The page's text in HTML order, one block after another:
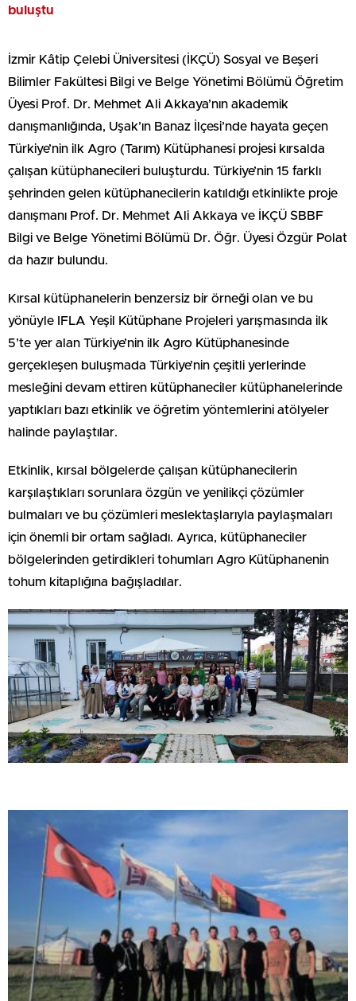
buluştu
İzmir Kâtip Çelebi Üniversitesi (İKÇÜ) Sosyal ve Beşeri
Bilimler Fakültesi Bilgi ve Belge Yönetimi Bölümü Öğretim
Üyesi Prof. Dr. Mehmet Ali Akkaya’nın akademik
danışmanlığında, Uşak’ın Banaz İlçesi’nde hayata geçen
Türkiye’nin ilk Agro (Tarım) Kütüphanesi projesi kırsalda
çalışan kütüphanecileri buluşturdu. Türkiye’nin 15 farklı
şehrinden gelen kütüphanecilerin katıldığı etkinlikte proje
danışmanı Prof. Dr. Mehmet Ali Akkaya ve İKÇÜ SBBF
Bilgi ve Belge Yönetimi Bölümü Dr. Öğr. Üyesi Özgür Polat
da hazır bulundu.
Kırsal kütüphanelerin benzersiz bir örneği olan ve bu
yönüyle IFLA Yeşil Kütüphane Projeleri yarışmasında ilk
5’te yer alan Türkiye’nin ilk Agro Kütüphanesinde
gerçekleşen buluşmada Türkiye’nin çeşitli yerlerinde
mesleğini devam ettiren kütüphaneciler kütüphanelerinde
yaptıkları bazı etkinlik ve öğretim yöntemlerini atölyeler
halinde paylaştılar.
Etkinlik, kırsal bölgelerde çalışan kütüphanecilerin
karşılaştıkları sorunlara özgün ve yenilikçi çözümler
bulmaları ve bu çözümleri meslektaşlarıyla paylaşmaları
için önemli bir ortam sağladı. Ayrıca, kütüphaneciler
bölgelerinden getirdikleri tohumları Agro Kütüphanenin
tohum kitaplığına bağışladılar.